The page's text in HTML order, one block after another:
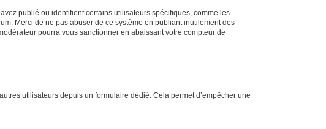
publié ou identifient certains utilisateurs spécifiques, comme les
Merci de ne pas abuser de ce système en publiant inutilement des
pourra vous sanctionner en abaissant votre compteur de
utilisateurs depuis un formulaire dédié. Cela permet d’empêcher une